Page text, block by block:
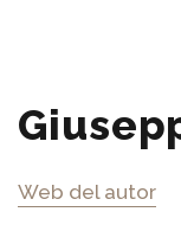
Web del autor